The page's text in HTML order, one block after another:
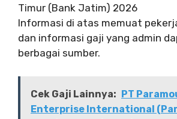
Timur (Bank Jatim) 2026
Informasi di atas memuat
dan informasi gaji yang admin
berbagai sumber.
Cek Gaji Lainnya: PT
Enterprise International